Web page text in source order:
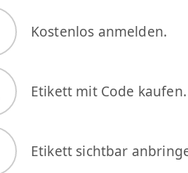
Kostenlos anmelden.
Etikett mit Code kaufen.
Etikett sichtbar